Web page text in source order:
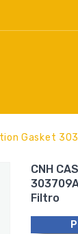
Gasket
CNH
Filtro